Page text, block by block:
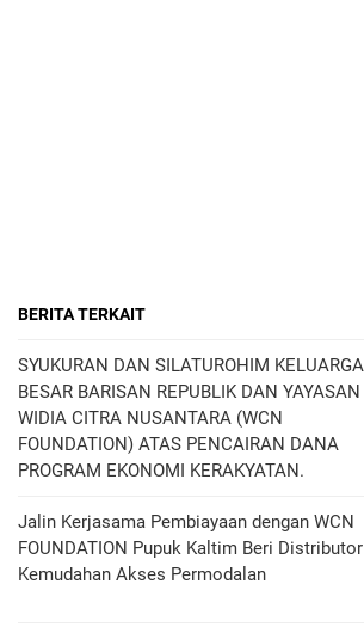
BERITA TERKAIT
SYUKURAN DAN SILATUROHIM KELUARGA
BESAR BARISAN REPUBLIK DAN YAYASAN
WIDIA CITRA NUSANTARA (WCN
FOUNDATION) ATAS PENCAIRAN DANA
PROGRAM EKONOMI KERAKYATAN.
Jalin Kerjasama Pembiayaan dengan WCN
FOUNDATION Pupuk Kaltim Beri Distributor
Kemudahan Akses Permodalan